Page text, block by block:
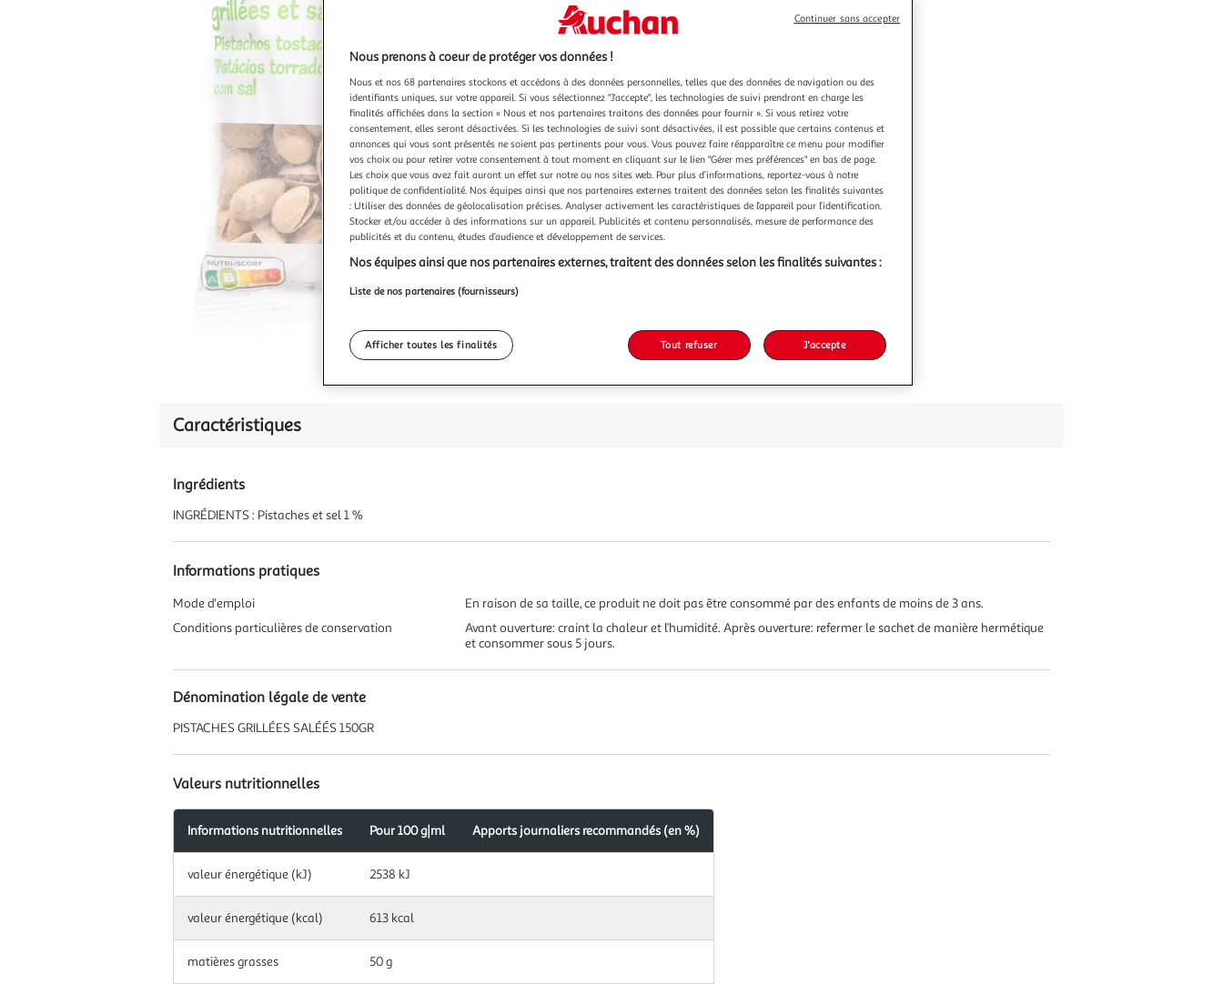
Caractéristiques
Ingrédients
INGRÉDIENTS : Pistaches et sel 1 %
Informations pratiques
Mode d'emploi
En raison de sa taille, ce produit ne doit pas être consommé par des enfants de moins de 3 ans.
Conditions particulières de conservation
Avant ouverture: craint la chaleur et l’humidité. Après ouverture: refermer le sachet de manière hermétique
et consommer sous 5 jours.
Dénomination légale de vente
PISTACHES GRILLÉES SALÉÉS 150GR
Valeurs nutritionnelles
nutritionnelles
pour
g|ml
Informations nutritionnelles Pour 100 g|ml Apports journaliers recommandés (en %)
valeur énergétique (kJ) 2538 kJ
valeur énergétique (kcal) 613 kcal
matières grasses 50 g
Nous prenons à coeur de protéger vos données !
Nous et nos 68 partenaires stockons et accédons à des données personnelles, telles que des données de navigation ou des
identifiants uniques, sur votre appareil. Si vous sélectionnez "J'accepte", les technologies de suivi prendront en charge les
finalités affichées dans la section « Nous et nos partenaires traitons des données pour fournir ». Si vous retirez votre
consentement, elles seront désactivées. Si les technologies de suivi sont désactivées, il est possible que certains contenus et
annonces qui vous sont présentés ne soient pas pertinents pour vous. Vous pouvez faire réapparaître ce menu pour modifier
vos choix ou pour retirer votre consentement à tout moment en cliquant sur le lien "Gérer mes préférences" en bas de page.
Les choix que vous avez fait auront un effet sur notre ou nos sites web. Pour plus d’informations, reportez-vous à notre
politique de confidentialité. Nos équipes ainsi que nos partenaires externes traitent des données selon les finalités suivantes
: Utiliser des données de géolocalisation précises. Analyser activement les caractéristiques de l’appareil pour l’identification.
Stocker et/ou accéder à des informations sur un appareil. Publicités et contenu personnalisés, mesure de performance des
publicités et du contenu, études d’audience et développement de services.
Nos équipes ainsi que nos partenaires externes, traitent des données selon les finalités suivantes :
Liste de nos partenaires (fournisseurs)
Afficher toutes les finalités Tout refuser J'accepte
Continuer sans accepter